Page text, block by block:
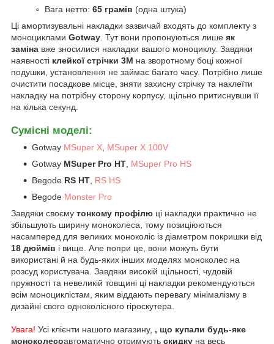
Вага нетто: 65 грамів (одна штука)
Ці амортизувальні накладки зазвичай входять до комплекту з
моноциклами Gotway . Тут вони пропонуються лише як
заміна вже зносилися накладки вашого моноциклу. Завдяки
наявності клейкої стрічки 3M на зворотному боці кожної
подушки, установлення не займає багато часу. Потрібно лише
очистити посадкове місце, зняти захисну стрічку та наклеїти
накладку на потрібну сторону корпусу, щільно притиснувши її
на кілька секунд.
Сумісні моделі:
Gotway MSuper X MSuper X 100V
Gotway MSuper Pro HT MSuper Pro HS
Begode RS HT RS HS
Begode Monster Pro
Завдяки своєму тонкому профілю ці накладки практично не
збільшують ширину моноколеса, тому позиціюються
насамперед для великих моноколіс із діаметром покришки від
18 дюймів і вище. Але попри це, вони можуть бути
використані й на будь-яких інших моделях моноколес на
розсуд користувача. Завдяки високій щільності, чудовій
пружності та невеликій товщині ці накладки рекомендуються
всім моноциклістам, яким віддають перевагу мінімалізму в
дизайні свого одноколісного гіроскутера.
Увага! Усі клієнти нашого магазину, , що купали будь-яке
моноколесоавтоматично отримують скидку на весь